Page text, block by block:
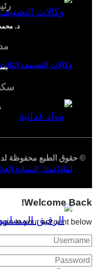
وكالات التصنيف
لماذا تمثل السيادة
د.
© حقوق الطبع محفوظة
Welcome Back!
to your account below